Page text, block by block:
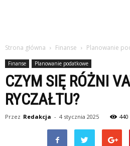
Strona główna Finanse Planowanie
Finanse Planowanie podatkowe
CZYM SIĘ RÓŻNI
RYCZAŁTU?
Przez Redakcja - 4 stycznia 2025 440